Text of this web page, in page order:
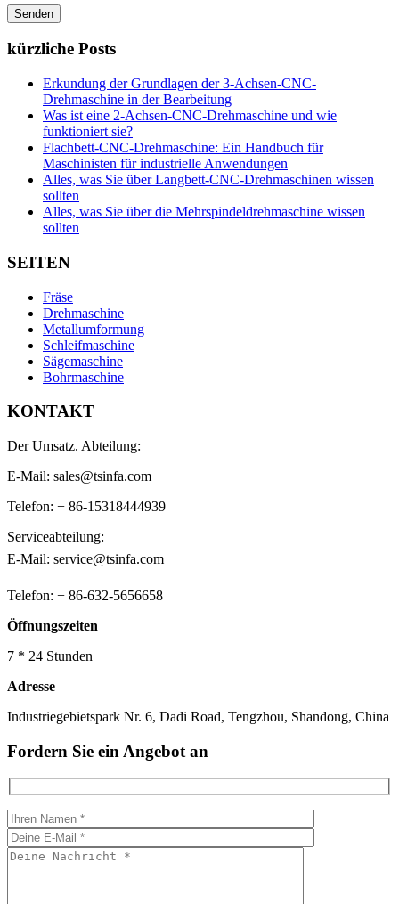
kürzliche Posts
Erkundung der Grundlagen der 3-Achsen-CNC-
Drehmaschine in der Bearbeitung
Was ist eine 2-Achsen-CNC-Drehmaschine und wie
funktioniert sie?
Flachbett-CNC-Drehmaschine: Ein Handbuch für
Maschinisten für industrielle Anwendungen
Alles, was Sie über Langbett-CNC-Drehmaschinen wissen
sollten
Alles, was Sie über die Mehrspindeldrehmaschine wissen
sollten
SEITEN
Fräse
Drehmaschine
Metallumformung
Schleifmaschine
Sägemaschine
Bohrmaschine
KONTAKT
Der Umsatz. Abteilung:
E-Mail: sales@tsinfa.com
Telefon: + 86-15318444939
Serviceabteilung:
E-Mail: service@tsinfa.com
Telefon: + 86-632-5656658
Öffnungszeiten
7 * 24 Stunden
Adresse
Industriegebietspark Nr. 6, Dadi Road, Tengzhou, Shandong, China
Fordern Sie ein Angebot an